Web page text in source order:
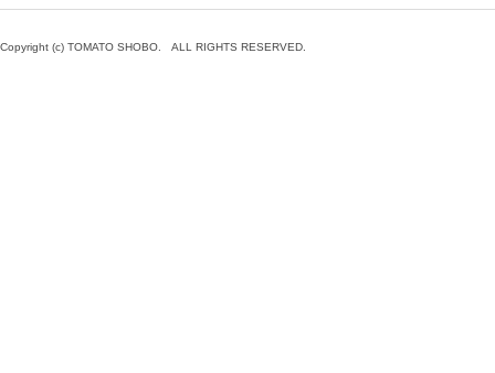
Copyright (c) TOMATO SHOBO. ALL RIGHTS RESERVED.